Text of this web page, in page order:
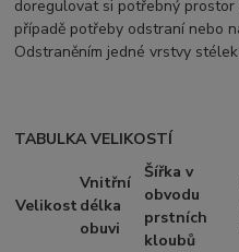
doregulovat si potřebný
případě potřeby odstraní nebo
Odstraněním jedné vrstvy
TABULKA VELIKOSTÍ
Velikost
Vnitřní
délka
obuvi
Šířka v
obvodu
prstních
kloubů